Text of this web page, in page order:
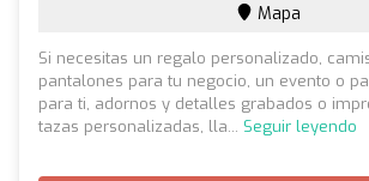
Mapa
Si necesitas un regalo personalizado,
pantalones para tu negocio, un evento o
para ti, adornos y detalles grabados o
tazas personalizadas, lla... Seguir leyendo